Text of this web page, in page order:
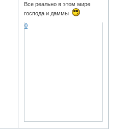
Все реально в этом мире
господа и даммы
0